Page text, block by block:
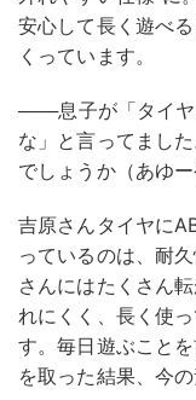
安心して長く遊べ
くっています。
───息子が「タイ
な」と言ってまし
でしょうか（あゆー
吉原さん タイヤに
っているのは、耐
さんにはたくさん
れにくく、長く使
す。毎日遊ぶこと
を取った結果、今